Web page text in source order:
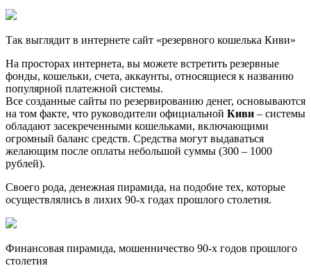
Так выглядит в интернете сайт «резервного кошелька Киви»
На просторах интернета, вы можете встретить резервные
фонды, кошельки, счета, аккаунты, относящиеся к названию
популярной платежной системы.
Все созданные сайты по резервированию денег, основываются
на том факте, что руководители официальной Киви – системы
обладают засекреченными кошельками, включающими
огромный баланс средств. Средства могут выдаваться
желающим после оплаты небольшой суммы (300 – 1000
рублей).
Своего рода, денежная пирамида, на подобие тех, которые
осуществлялись в лихих 90-х годах прошлого столетия.
Финансовая пирамида, мошенничество 90-х годов прошлого
столетия